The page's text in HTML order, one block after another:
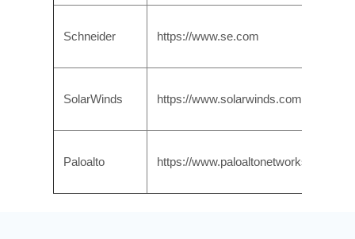
Schneider https://www.se.com
SolarWinds https://www.solarwinds.com
Paloalto https://www.paloaltonetworks.com